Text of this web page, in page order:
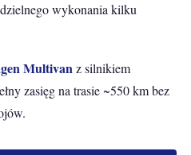
wykonania kilku
Multivanz silnikiem
zasięg na trasie ~550 km bez